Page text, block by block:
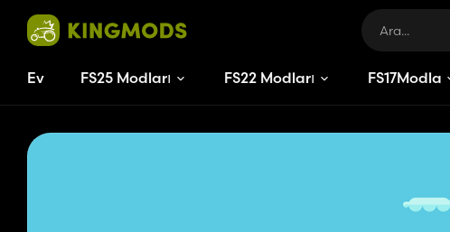
Ev FS25 Modları FS22 Modları FS17Modlar